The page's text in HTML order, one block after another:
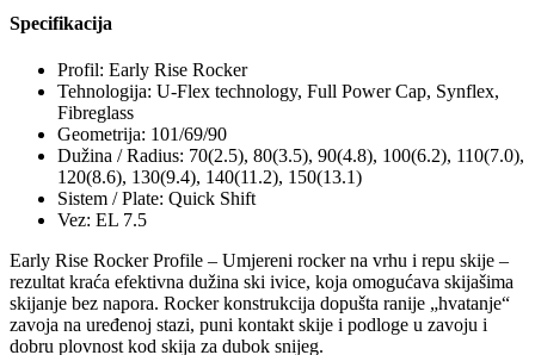
Specifikacija
Profil: Early Rise Rocker
Tehnologija: U-Flex technology, Full Power Cap, Synflex,
Fibreglass
Geometrija: 101/69/90
Dužina / Radius: 70(2.5), 80(3.5), 90(4.8), 100(6.2), 110(7.0),
120(8.6), 130(9.4), 140(11.2), 150(13.1)
Sistem / Plate: Quick Shift
Vez: EL 7.5
Early Rise Rocker Profile – Umjereni rocker na vrhu i repu skije –
rezultat kraća efektivna dužina ski ivice, koja omogućava skijašima
skijanje bez napora. Rocker konstrukcija dopušta ranije „hvatanje“
zavoja na uređenoj stazi, puni kontakt skije i podloge u zavoju i
dobru plovnost kod skija za dubok snijeg.